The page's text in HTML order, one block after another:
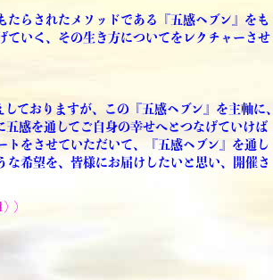
たらされたメソッドである『五感ヘブン』をも
ていく、その生き方についてをレクチャーさせ
しておりますが、この『五感ヘブン』を主軸に、
五感を通してご自身の幸せへとつなげていけば
をさせていただいて、『五感ヘブン』を通し
希望を、皆様にお届けしたいと思い、開催さ
)